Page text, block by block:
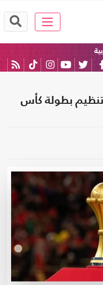
بطولة كأس